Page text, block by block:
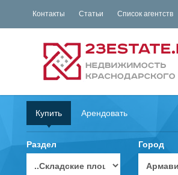
Контакты Статьи Список агентств
Купить Арендовать
Раздел Город